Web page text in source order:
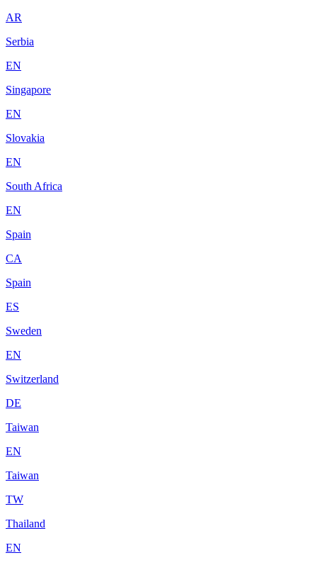
AR
Serbia
EN
Singapore
EN
Slovakia
EN
South Africa
EN
Spain
CA
Spain
ES
Sweden
EN
Switzerland
DE
Taiwan
EN
Taiwan
TW
Thailand
EN